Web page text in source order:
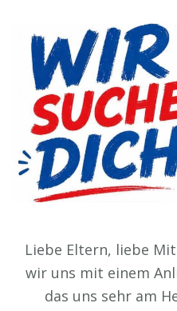
Liebe Eltern, liebe
wir uns mit einem
das uns sehr am